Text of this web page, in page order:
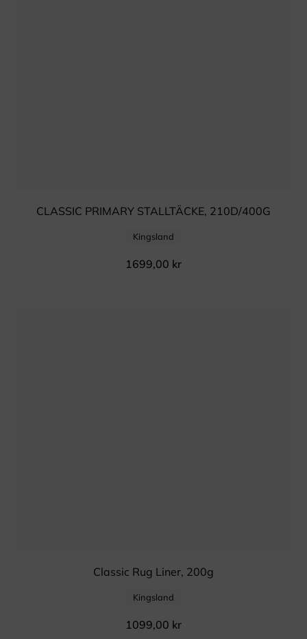
CLASSIC PRIMARY STALLTÄCKE, 210D/400G
Kingsland
1699,00 kr
Classic Rug Liner, 200g
Kingsland
1099,00 kr